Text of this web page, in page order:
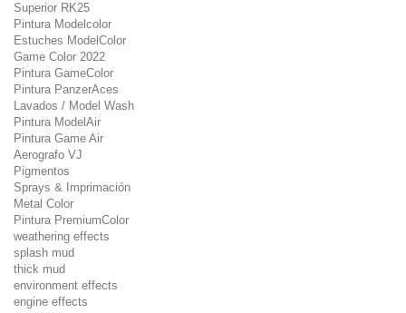
Superior RK25
Pintura Modelcolor
Estuches ModelColor
Game Color 2022
Pintura GameColor
Pintura PanzerAces
Lavados / Model Wash
Pintura ModelAir
Pintura Game Air
Aerografo VJ
Pigmentos
Sprays & Imprimación
Metal Color
Pintura PremiumColor
weathering effects
splash mud
thick mud
environment effects
engine effects